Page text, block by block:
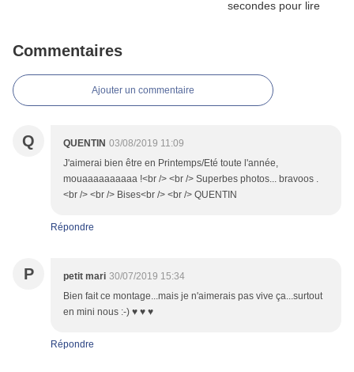
Commentaires
Ajouter un commentaire
Q QUENTIN 03/08/2019 11:09
J'aimerai bien être en Printemps/Eté toute l'année,
mouaaaaaaaaaa !<br /> <br /> Superbes photos... bravoos .
<br /> <br /> Bises<br /> <br /> QUENTIN
Répondre
P petit mari 30/07/2019 15:34
Bien fait ce montage...mais je n'aimerais pas vive ça...surtout
en mini nous :-) ♥ ♥ ♥
Répondre